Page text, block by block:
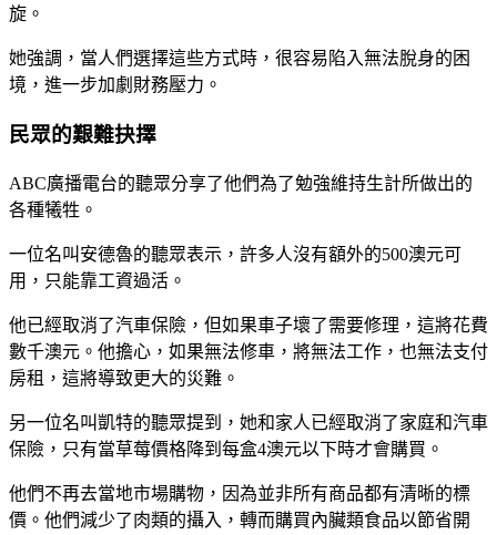
旋。
她強調，當人們選擇這些方式時，很容易陷入無法脫身的困
境，進一步加劇財務壓力。
民眾的艱難抉擇
ABC廣播電台的聽眾分享了他們為了勉強維持生計所做出的
各種犧牲。
一位名叫安德魯的聽眾表示，許多人沒有額外的500澳元可
用，只能靠工資過活。
他已經取消了汽車保險，但如果車子壞了需要修理，這將花費
數千澳元。他擔心，如果無法修車，將無法工作，也無法支付
房租，這將導致更大的災難。
另一位名叫凱特的聽眾提到，她和家人已經取消了家庭和汽車
保險，只有當草莓價格降到每盒4澳元以下時才會購買。
他們不再去當地市場購物，因為並非所有商品都有清晰的標
價。他們減少了肉類的攝入，轉而購買內臟類食品以節省開